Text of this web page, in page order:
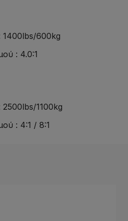
1400lbs/600kg
: 4.0:1
1100kg
: 4:1 / 8:1